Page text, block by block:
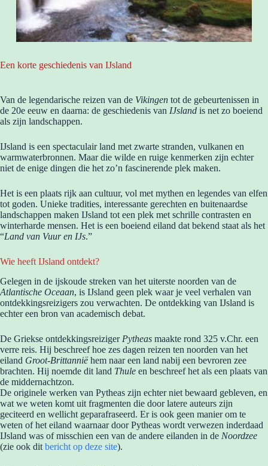
Een korte geschiedenis van IJsland
Van de legendarische reizen van de Vikingen tot de gebeurtenissen in
de 20e eeuw en daarna: de geschiedenis van IJsland is net zo boeiend
als zijn landschappen.
IJsland is een spectaculair land met zwarte stranden, vulkanen en
warmwaterbronnen. Maar die wilde en ruige kenmerken zijn echter
niet de enige dingen die het zo’n fascinerende plek maken.
Het is een plaats rijk aan cultuur, vol met mythen en legendes van elfen
tot goden. Unieke tradities, interessante gerechten en buitenaardse
landschappen maken IJsland tot een plek met schrille contrasten en
winterharde mensen. Het is een boeiend eiland dat bekend staat als het
“Land van Vuur en IJs.”
Wie heeft IJsland ontdekt?
Gelegen in de ijskoude streken van het uiterste noorden van de
Atlantische Oceaan, is IJsland geen plek waar je veel verhalen van
ontdekkingsreizigers zou verwachten. De ontdekking van IJsland is
echter een bron van academisch debat.
De Griekse ontdekkingsreiziger Pytheas maakte rond 325 v.Chr. een
verre reis. Hij beschreef hoe zes dagen reizen ten noorden van het
eiland Groot-Brittannië hem naar een land nabij een bevroren zee
brachten. Hij noemde dit land Thule en beschreef het als een plaats van
de middernachtzon.
De originele werken van Pytheas zijn echter niet bewaard gebleven, en
wat we weten komt uit fragmenten die door latere auteurs zijn
geciteerd en wellicht geparafraseerd. Er is ook geen manier om te
weten of het eiland waarnaar door Pytheas wordt verwezen inderdaad
IJsland was of misschien een van de andere eilanden in de Noordzee
(zie ook dit bericht op deze site).